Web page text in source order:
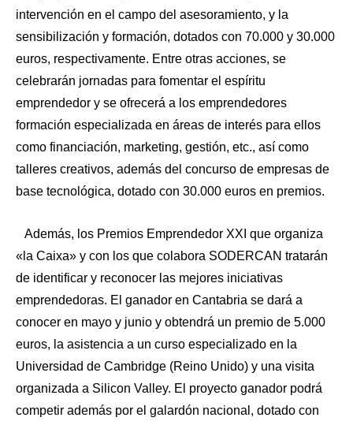
intervención en el campo del asesoramiento, y la
sensibilización y formación, dotados con 70.000 y 30.000
euros, respectivamente. Entre otras acciones, se
celebrarán jornadas para fomentar el espíritu
emprendedor y se ofrecerá a los emprendedores
formación especializada en áreas de interés para ellos
como financiación, marketing, gestión, etc., así como
talleres creativos, además del concurso de empresas de
base tecnológica, dotado con 30.000 euros en premios.
Además, los Premios Emprendedor XXI que organiza
«la Caixa» y con los que colabora SODERCAN tratarán
de identificar y reconocer las mejores iniciativas
emprendedoras. El ganador en Cantabria se dará a
conocer en mayo y junio y obtendrá un premio de 5.000
euros, la asistencia a un curso especializado en la
Universidad de Cambridge (Reino Unido) y una visita
organizada a Silicon Valley. El proyecto ganador podrá
competir además por el galardón nacional, dotado con